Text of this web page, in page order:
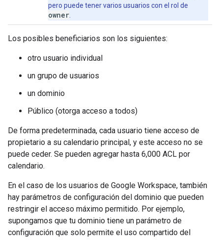
pero puede tener varios usuarios con el rol de
owner
Los posibles beneficiarios son los siguientes:
otro usuario individual
un grupo de usuarios
un dominio
Público (otorga acceso a todos)
De forma predeterminada, cada usuario tiene acceso de
propietario a su calendario principal, y este acceso no se
puede ceder. Se pueden agregar hasta 6,000 ACL por
calendario.
En el caso de los usuarios de Google Workspace, también
hay parámetros de configuración del dominio que pueden
restringir el acceso máximo permitido. Por ejemplo,
supongamos que tu dominio tiene un parámetro de
configuración que solo permite el uso compartido del